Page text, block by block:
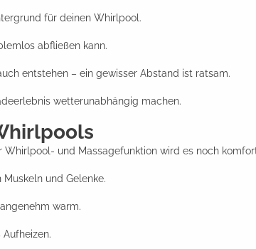
für deinen Whirlpool.
abfließen kann.
entstehen – ein gewisser Abstand ist ratsam.
wetterunabhängig machen.
und Massagefunktion wird es noch
und Gelenke.
warm.